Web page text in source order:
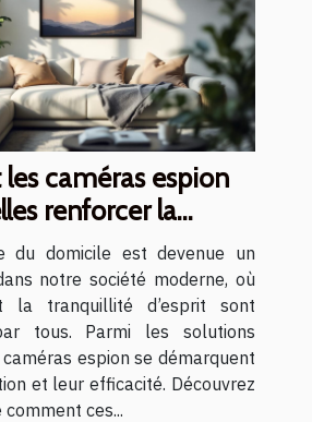
caméras espion
renforcer la
domicile ?
du domicile est devenue un
notre société moderne, où
la tranquillité d’esprit sont
tous. Parmi les solutions
espion se démarquent
et leur efficacité. Découvrez
ces...